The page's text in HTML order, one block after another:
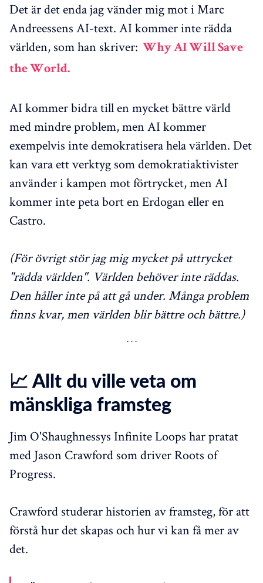
Det är det enda jag vänder mig mot i Marc
Andreessens AI-text. AI kommer inte rädda
världen, som han skriver: Why AI Will Save
the World.
AI kommer bidra till en mycket bättre värld
med mindre problem, men AI kommer
exempelvis inte demokratisera hela världen. Det
kan vara ett verktyg som demokratiaktivister
använder i kampen mot förtrycket, men AI
kommer inte peta bort en Erdogan eller en
Castro.
(För övrigt stör jag mig mycket på uttrycket
"rädda världen". Världen behöver inte räddas.
Den håller inte på att gå under. Många problem
finns kvar, men världen blir bättre och bättre.)
📈 Allt du ville veta om
mänskliga framsteg
Jim O'Shaughnessys Infinite Loops har pratat
med Jason Crawford som driver Roots of
Progress.
Crawford studerar historien av framsteg, för att
förstå hur det skapas och hur vi kan få mer av
det.